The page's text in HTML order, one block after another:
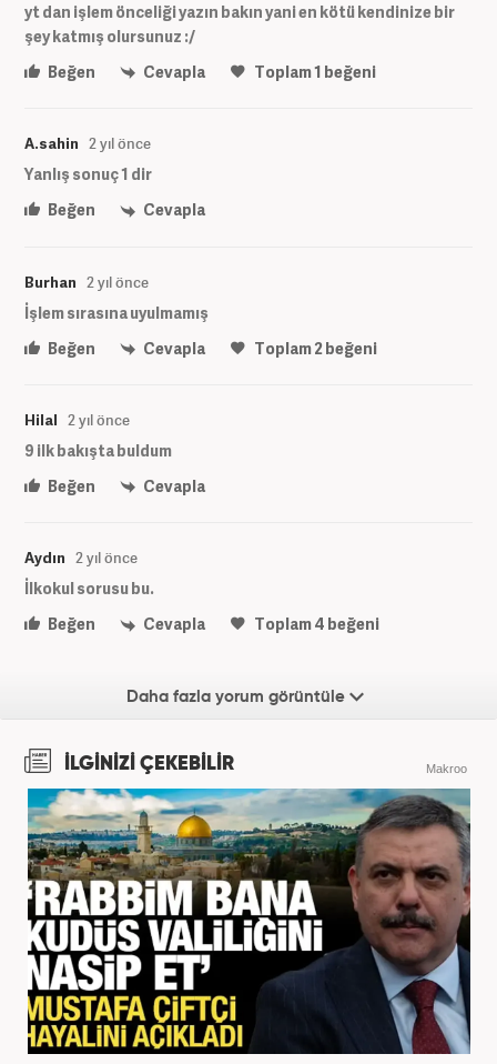
yt dan işlem önceliği yazın bakın yani en kötü kendinize bir
şey katmış olursunuz :/
Beğen
Cevapla Toplam1 beğeni
A.sahin 2 yıl önce
Yanlış sonuç 1 dir
Beğen
Cevapla
Burhan 2 yıl önce
İşlem sırasına uyulmamış
Beğen
Cevapla Toplam2 beğeni
Hilal 2 yıl önce
9 ilk bakışta buldum
Beğen
Cevapla
Aydın 2 yıl önce
İlkokul sorusu bu.
Beğen
Cevapla Toplam4 beğeni
Daha fazla yorum görüntüle
İLGİNİZİ ÇEKEBİLİR Makroo